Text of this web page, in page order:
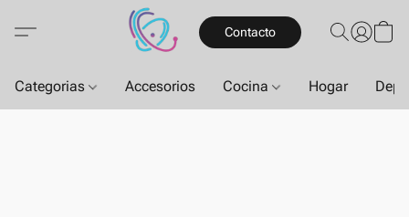
Contacto
Categorias Accesorios Cocina Hogar